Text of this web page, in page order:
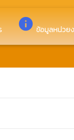
info ข้อมูลหน่วย
ารส่วนตำบลโพนงาม